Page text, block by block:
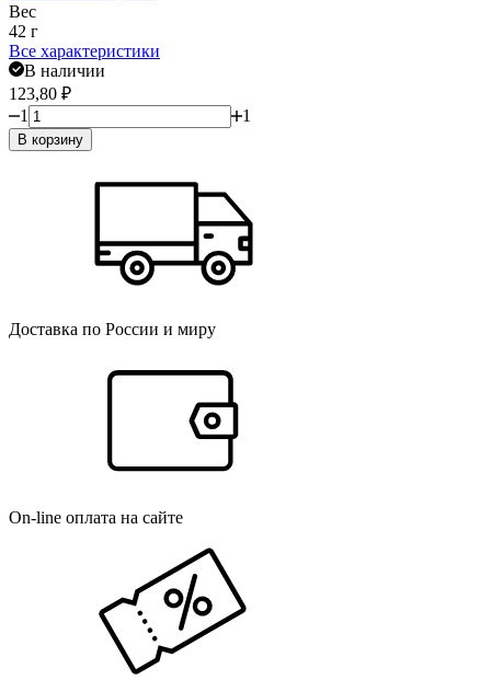
Вес
42 г
Все характеристики
В наличии
123,80 ₽
1
1
В корзину
Доставка по России и миру
On-line оплата на сайте